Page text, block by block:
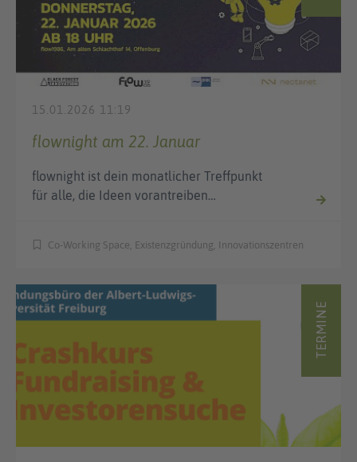
15.01.2026 11:19
flownight am 22. Januar
flownight ist dein monatlicher Treffpunkt
für alle, die Ideen vorantreiben…
Co-Working Space, Existenzgründung, Innovationszentren
TERMINE